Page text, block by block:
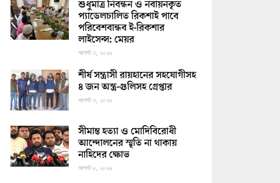
শুধুমাত্র নিবন্ধন ও নবায়নকৃত
প্যাডেলচালিত রিকশাই পাবে
পরিবেশবান্ধব ই-রিকশার
লাইসেন্স: মেয়র
আগস্ট ৩, ২০২৬
শীর্ষ সন্ত্রাসী রায়হানের সহযোগীসহ
৪ জন অস্ত্র-গুলিসহ গ্রেপ্তার
আগস্ট ৩, ২০২৬
সীমান্ত হত্যা ও মোদিবিরোধী
আন্দোলনের স্মৃতি না থাকায়
নাহিদের ক্ষোভ
আগস্ট ৮, ২০২৬